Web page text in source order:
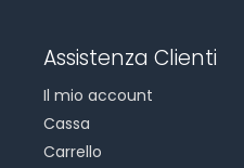
Assistenza Clienti
Il mio account
Cassa
Carrello